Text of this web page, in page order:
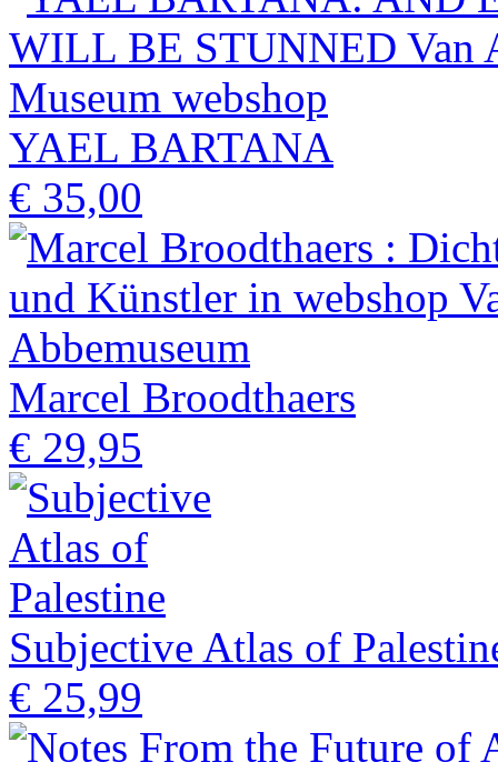
YAEL BARTANA
€ 35,00
Marcel Broodthaers
€ 29,95
Subjective Atlas of
€ 25,99